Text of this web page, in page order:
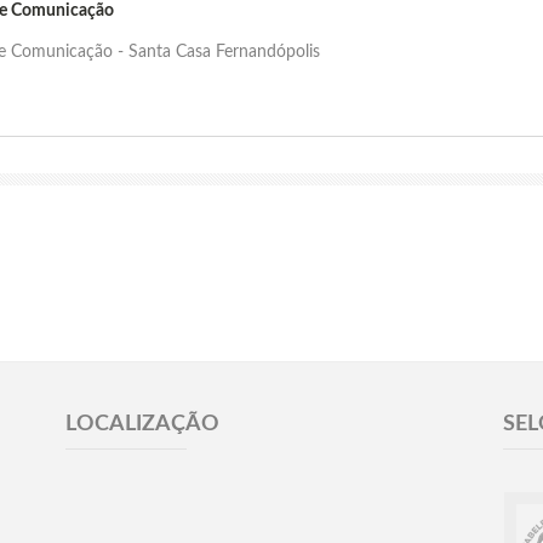
Comunicação
Comunicação - Santa Casa Fernandópolis
LOCALIZAÇÃO